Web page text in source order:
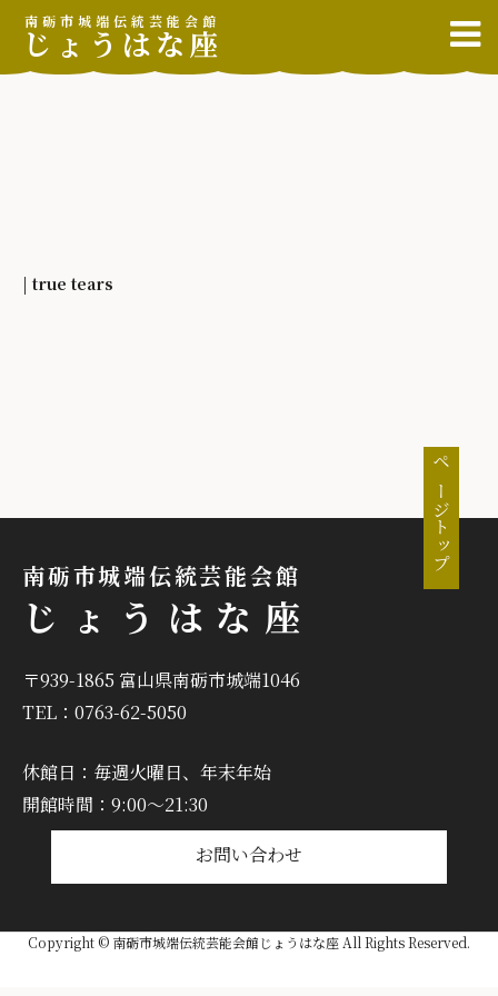
南砺市城端伝統芸能会館
じょうはな座
| true tears
ページトップ
南砺市城端伝統芸能会館
じょうはな座
〒939-1865 富山県南砺市城端1046
TEL：0763-62-5050
休館日：毎週火曜日、年末年始
開館時間：9:00～21:30
お問い合わせ
Copyright © 南砺市城端伝統芸能会館じょうはな座 All Rights Reserved.